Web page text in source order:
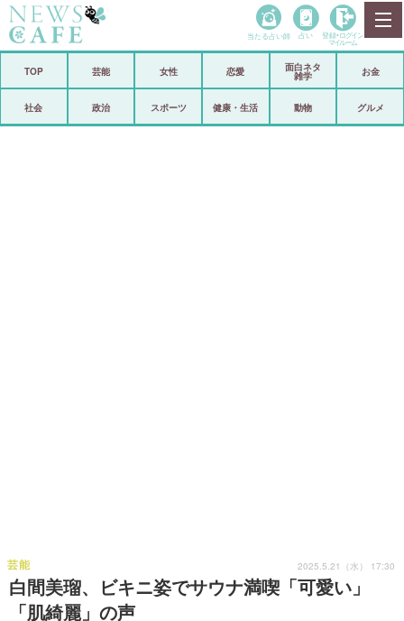
政治
当たる占い師 占い 登録• ログイン
マイルーム
TOP 芸能 女性 恋愛
面白ネタ
雑学
お金
社会 政治 スポーツ 健康・生活 動物 グルメ
白間美瑠、ビキニ姿でサウナ満喫「可愛い」
「肌綺麗」の声
芸能 2025.5.21（水） 17:30